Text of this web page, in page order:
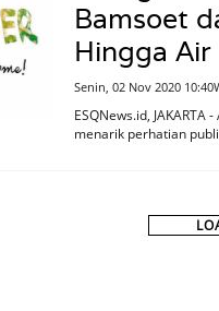
Bamsoet
Hingga
Senin, 02 Nov 2020
ESQNews.id,
menarik perhatian